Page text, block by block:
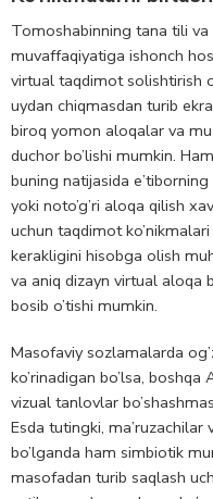
Tomoshabinning tana tili va
muvaffaqiyatiga ishonch
virtual taqdimot solishtirish
uydan chiqmasdan turib
biroq yomon aloqalar va
duchor bo’lishi mumkin.
buning natijasida
yoki noto’g’ri aloqa qilish
uchun taqdimot
kerakligini hisobga olish
va aniq dizayn virtual aloqa
bosib o’tishi mumkin.
Masofaviy sozlamalarda
ko’rinadigan bo’lsa,
vizual tanlovlar
Esda tutingki,
bo’lganda ham simbiotik
masofadan turib saqlash